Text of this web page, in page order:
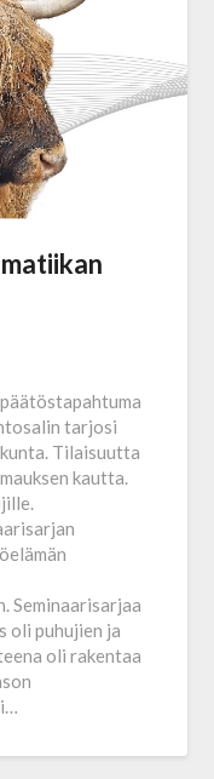
tarjosi
Tilaisuutta
kautta.
Seminaarisarjaa
oli puhujien ja
oli rakentaa